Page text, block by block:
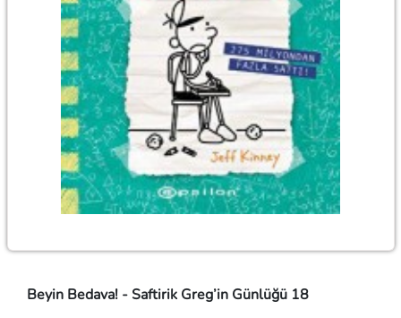
Beyin Bedava! - Saftirik Greg’in Günlüğü 18